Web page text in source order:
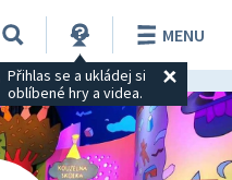
Přihlas se a ukládej si
oblíbené hry a videa.
MENU